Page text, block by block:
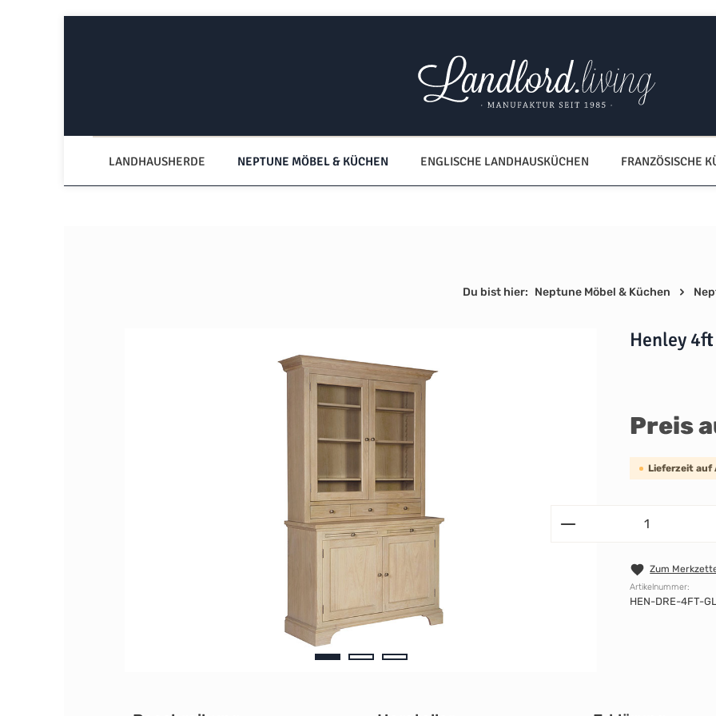
LANDHAUSHERDE NEPTUNE MÖBEL & KÜCHEN ENGLISCHE LANDHAUSKÜCHEN FRANZÖSISCHE
Du bist hier: Neptune Möbel & Küchen
Henley
Preis
Lieferzeit auf
Zum
Artikelnummer:
HEN-DRE-4FT-